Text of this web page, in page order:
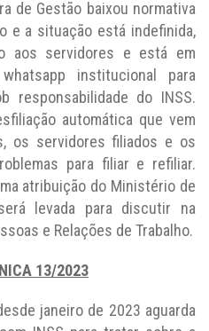
de Gestão baixou normativa
e a situação está indefinida,
aos servidores e está em
institucional para
responsabilidade do INSS.
automática que vem
os servidores filiados e os
para filiar e refiliar.
atribuição do Ministério de
levada para discutir na
e Relações de Trabalho.
13/2023
janeiro de 2023 aguarda